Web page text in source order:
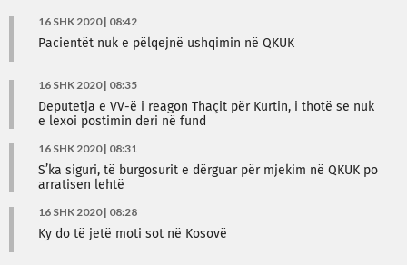
16 SHK 2020 | 08:42
Pacientët nuk e pëlqejnë ushqimin në QKUK
16 SHK 2020 | 08:35
Deputetja e VV-ë i reagon Thaçit për Kurtin, i thotë se nuk
e lexoi postimin deri në fund
16 SHK 2020 | 08:31
S’ka siguri, të burgosurit e dërguar për mjekim në QKUK po
arratisen lehtë
16 SHK 2020 | 08:28
Ky do të jetë moti sot në Kosovë